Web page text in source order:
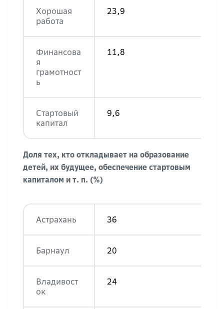
Хорошая
работа
23,9
Финансова
я
грамотност
ь
11,8
Стартовый
капитал
9,6
Доля тех, кто откладывает на образование
детей, их будущее, обеспечение стартовым
капиталом и т. п. (%)
Астрахань 36
Барнаул 20
Владивост
ок
24